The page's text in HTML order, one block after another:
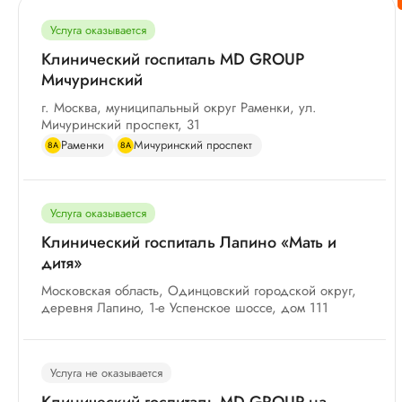
Услуга оказывается
Клинический госпиталь MD GROUP
Мичуринский
г. Москва, муниципальный округ Раменки, ул.
Мичуринский проспект, 31
8А Раменки 8А Мичуринский проспект
Услуга оказывается
Клинический госпиталь Лапино «Мать и
дитя»
Московская область, Одинцовский городской округ,
деревня Лапино, 1-е Успенское шоссе, дом 111
Услуга не оказывается